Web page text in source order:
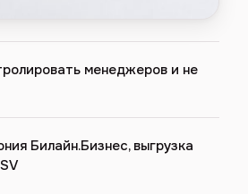
менеджеров и не
Билайн.Бизнес, выгрузка